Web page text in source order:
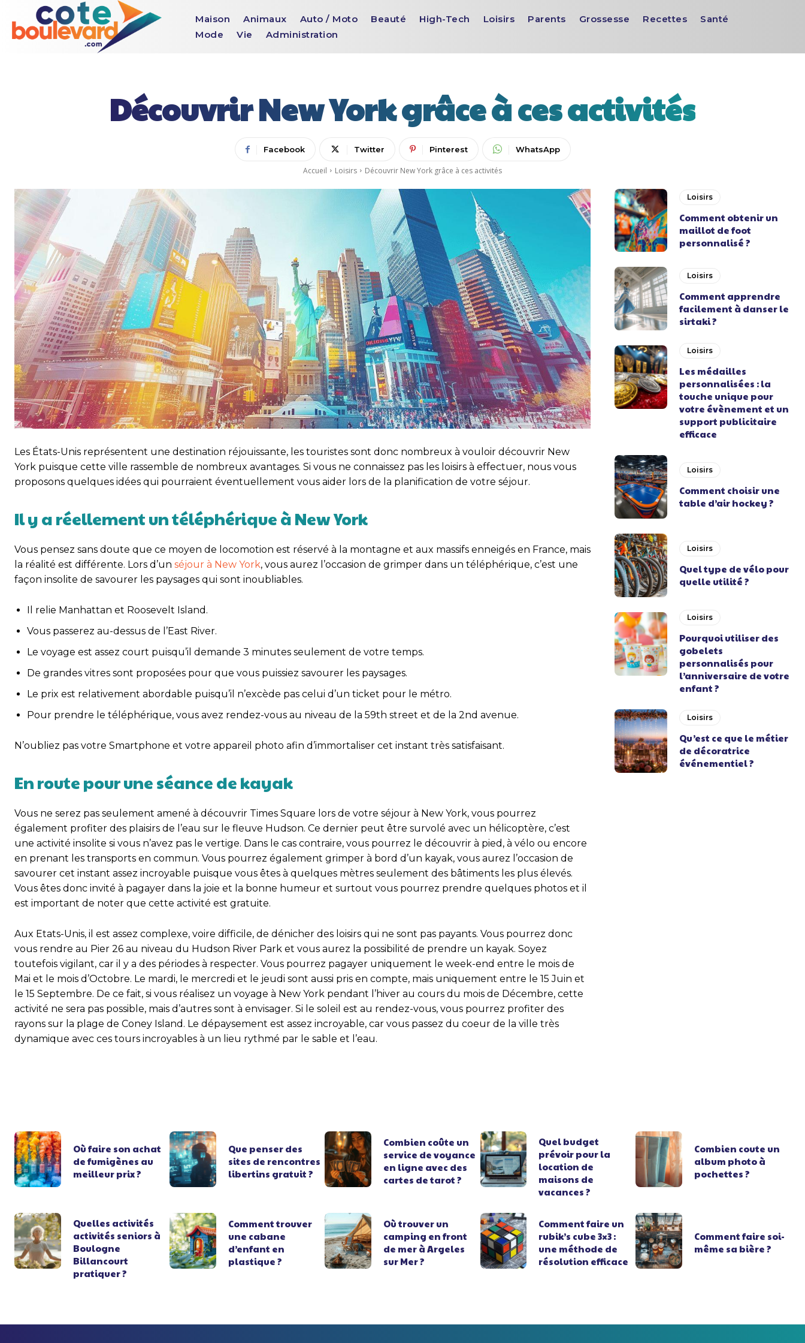
Maison Animaux Auto / Moto Beauté High-Tech Loisirs Parents Grossesse Recettes
Santé
Mode
Vie Administration
Découvrir New York grâce à ces activités
Facebook Twitter Pinterest WhatsApp
Accueil Loisirs Découvrir New York grâce à ces activités
Les États-Unis représentent une destination réjouissante, les touristes sont donc nombreux à vouloir découvrir New
York puisque cette ville rassemble de nombreux avantages. Si vous ne connaissez pas les loisirs à effectuer, nous vous
proposons quelques idées qui pourraient éventuellement vous aider lors de la planification de votre séjour.
Il y a réellement un téléphérique à New York
Vous pensez sans doute que ce moyen de locomotion est réservé à la montagne et aux massifs enneigés en France, mais
la réalité est différente. Lors d’un séjour à New York, vous aurez l’occasion de grimper dans un téléphérique, c’est une
façon insolite de savourer les paysages qui sont inoubliables.
Il relie Manhattan et Roosevelt Island.
Vous passerez au-dessus de l’East River.
Le voyage est assez court puisqu’il demande 3 minutes seulement de votre temps.
De grandes vitres sont proposées pour que vous puissiez savourer les paysages.
Le prix est relativement abordable puisqu’il n’excède pas celui d’un ticket pour le métro.
Pour prendre le téléphérique, vous avez rendez-vous au niveau de la 59th street et de la 2nd avenue.
N’oubliez pas votre Smartphone et votre appareil photo afin d’immortaliser cet instant très satisfaisant.
En route pour une séance de kayak
Vous ne serez pas seulement amené à découvrir Times Square lors de votre séjour à New York, vous pourrez
également profiter des plaisirs de l’eau sur le fleuve Hudson. Ce dernier peut être survolé avec un hélicoptère, c’est
une activité insolite si vous n’avez pas le vertige. Dans le cas contraire, vous pourrez le découvrir à pied, à vélo ou encore
en prenant les transports en commun. Vous pourrez également grimper à bord d’un kayak, vous aurez l’occasion de
savourer cet instant assez incroyable puisque vous êtes à quelques mètres seulement des bâtiments les plus élevés.
Vous êtes donc invité à pagayer dans la joie et la bonne humeur et surtout vous pourrez prendre quelques photos et il
est important de noter que cette activité est gratuite.
Aux Etats-Unis, il est assez complexe, voire difficile, de dénicher des loisirs qui ne sont pas payants. Vous pourrez donc
vous rendre au Pier 26 au niveau du Hudson River Park et vous aurez la possibilité de prendre un kayak. Soyez
toutefois vigilant, car il y a des périodes à respecter. Vous pourrez pagayer uniquement le week-end entre le mois de
Mai et le mois d’Octobre. Le mardi, le mercredi et le jeudi sont aussi pris en compte, mais uniquement entre le 15 Juin et
le 15 Septembre. De ce fait, si vous réalisez un voyage à New York pendant l’hiver au cours du mois de Décembre, cette
activité ne sera pas possible, mais d’autres sont à envisager. Si le soleil est au rendez-vous, vous pourrez profiter des
rayons sur la plage de Coney Island. Le dépaysement est assez incroyable, car vous passez du coeur de la ville très
dynamique avec ces tours incroyables à un lieu rythmé par le sable et l’eau.
Loisirs
Comment obtenir un
maillot de foot
personnalisé ?
Loisirs
Comment apprendre
facilement à danser le
sirtaki ?
Loisirs
Les médailles
personnalisées : la
touche unique pour
votre évènement et un
support publicitaire
efficace
Loisirs
Comment choisir une
table d’air hockey ?
Loisirs
Quel type de vélo pour
quelle utilité ?
Loisirs
Pourquoi utiliser des
gobelets
personnalisés pour
l’anniversaire de votre
enfant ?
Loisirs
Qu’est ce que le métier
de décoratrice
événementiel ?
Où faire son achat
de fumigènes au
meilleur prix ?
Que penser des
sites de rencontres
libertins gratuit ?
Combien coûte un
service de voyance
en ligne avec des
cartes de tarot ?
Quel budget
prévoir pour la
location de
maisons de
vacances ?
Combien coute un
album photo à
pochettes ?
Quelles activités
activités seniors à
Boulogne
Billancourt
pratiquer ?
Comment trouver
une cabane
d’enfant en
plastique ?
Où trouver un
camping en front
de mer à Argeles
sur Mer ?
Comment faire un
rubik’s cube 3×3 :
une méthode de
résolution efficace
Comment faire soi-
même sa bière ?